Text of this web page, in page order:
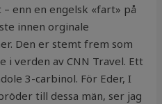
enn en engelsk «fart» på
innen orginale
Den er stemt frem som
i verden av CNN Travel. Ett
3-carbinol. För Eder, I
till dessa män, ser jag